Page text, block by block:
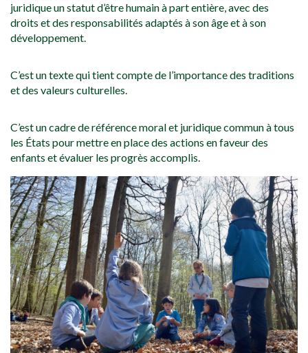
juridique un statut d’être humain à part entière, avec des
droits et des responsabilités adaptés à son âge et à son
développement.
C’est un texte qui tient compte de l’importance des traditions
et des valeurs culturelles.
C’est un cadre de référence moral et juridique commun à tous
les États pour mettre en place des actions en faveur des
enfants et évaluer les progrès accomplis.